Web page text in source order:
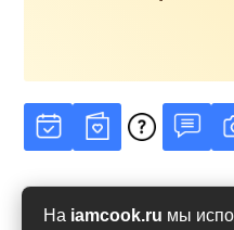
На iamcook.ru мы